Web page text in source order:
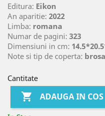
Editura: Eikon
An aparitie: 2022
Limba: romana
Numar de pagini: 323
Dimensiuni in cm:
Note si tip de coperta:
Cantitate
 ADAUGA IN COS